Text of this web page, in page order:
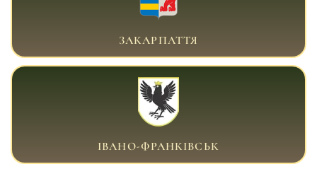
ВІЙСЬКОВИЙ АДВОКАТ ЗАКАРПАТТЯ
ЗАКАРПАТТЯ
ВІЙСЬКОВИЙ АДВОКАТ ІВАНО-ФРАНКІВСЬК
ІВАНО-ФРАНКІВСЬК